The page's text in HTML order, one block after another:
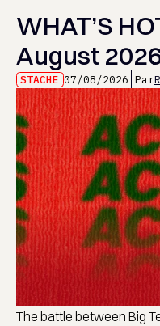
WHAT’S
August
STACHE 07/08/2026 Par
The battle between Big